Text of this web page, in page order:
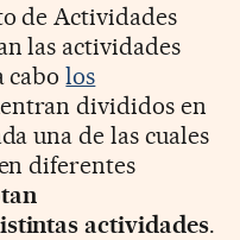
de Actividades
las actividades
cabolos
divididos en
una de las cuales
diferentes
actividades.